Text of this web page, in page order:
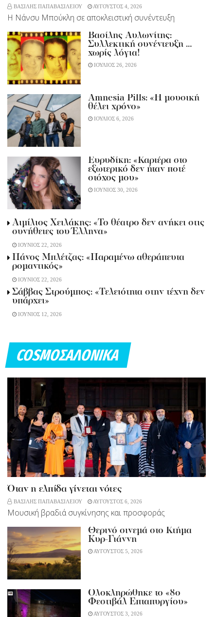
ΒΑΣΙΛΗΣ ΠΑΠΑΒΑΣΙΛΕΙΟΥ ΑΥΓΟΥΣΤΟΣ 4, 2026
Η Νάνσυ Μπούκλη σε αποκλειστική συνέντευξη
Βασίλης Αυλωνίτης:
Συλλεκτική συνέντευξη …
χωρίς λόγια!
ΙΟΥΛΙΟΣ 26, 2026
Amnesia Pills: «Η μουσική
θέλει χρόνο»
ΙΟΥΛΙΟΣ 6, 2026
Ευρυδίκη: «Καριέρα στο
εξωτερικό δεν ήταν ποτέ
στόχος μου»
ΙΟΥΝΙΟΣ 30, 2026
Αιμίλιος Χειλάκης: «Το θέατρο δεν ανήκει στις
συνήθειες του Έλληνα»
ΙΟΥΝΙΟΣ 22, 2026
Πάνος Μπλέτζας: «Παραμένω αθεράπευτα
ρομαντικός»
ΙΟΥΝΙΟΣ 22, 2026
Σάββας Στρούμπος: «Τελειότητα στην τέχνη δεν
υπάρχει»
ΙΟΥΝΙΟΣ 12, 2026
COSMOΣΑΛΟΝΙΚΑ
Όταν η ελπίδα γίνεται νότες
ΒΑΣΙΛΗΣ ΠΑΠΑΒΑΣΙΛΕΙΟΥ ΑΥΓΟΥΣΤΟΣ 6, 2026
Μουσική βραδιά συγκίνησης και προσφοράς
Θερινό σινεμά στο Κτήμα
Κυρ-Γιάννη
ΑΥΓΟΥΣΤΟΣ 5, 2026
Ολοκληρώθηκε το «8ο
Φεστιβάλ Επταπυργίου»
ΑΥΓΟΥΣΤΟΣ 3, 2026